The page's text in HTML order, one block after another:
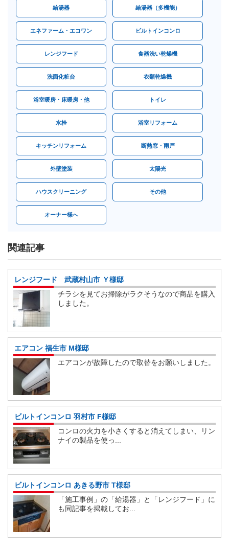
給湯器 給湯器（多機能）
エネファーム・エコワン ビルトインコンロ
レンジフード 食器洗い乾燥機
洗面化粧台 衣類乾燥機
浴室暖房・床暖房・他 トイレ
水栓 浴室リフォーム
キッチンリフォーム 断熱窓・雨戸
外壁塗装 太陽光
ハウスクリーニング その他
オーナー様へ
関連記事
レンジフード 武蔵村山市 Ｙ様邸
チラシを見てお掃除がラクそうなので商品を購入
しました。
エアコン 福生市 M様邸
エアコンが故障したので取替をお願いしました。
ビルトインコンロ 羽村市 F様邸
コンロの火力を小さくすると消えてしまい、リン
ナイの製品を使っ...
ビルトインコンロ あきる野市 T様邸
「施工事例」の「給湯器」と「レンジフード」に
も同記事を掲載してお...